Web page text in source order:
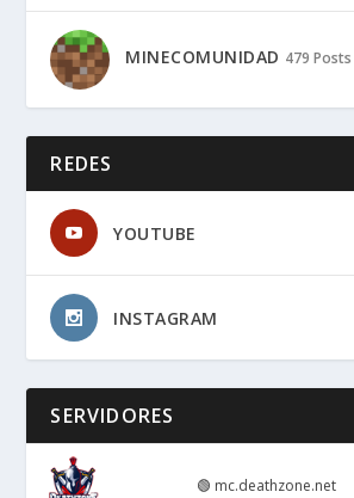
MINECOMUNIDAD 479 Posts
REDES
YOUTUBE
INSTAGRAM
SERVIDORES
🟢 mc.deathzone.net